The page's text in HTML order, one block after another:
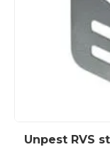
Unpest RVS